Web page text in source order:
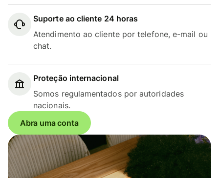
Suporte ao cliente 24 horas
Atendimento ao cliente por telefone, e-mail ou
chat.
Proteção internacional
Somos regulamentados por autoridades
nacionais.
Abra uma conta